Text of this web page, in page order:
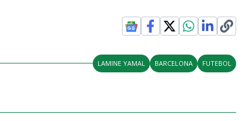
LAMINE YAMAL BARCELONA FUTEBOL